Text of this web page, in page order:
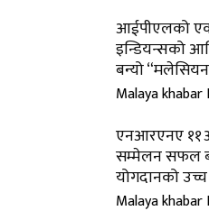
आईपीएलको
इन्डियन्सको
बन्यो
Malaya khabar
एनआरएनए
सम्मेलन सफल
योगदानको उच्च
Malaya khabar